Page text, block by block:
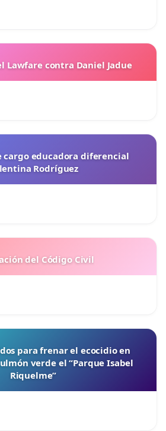
Lawfare contra Daniel Jadue
cargo educadora diferencial
Rodríguez
del Código Civil
para frenar el ecocidio en
verde el “Parque Isabel
Riquelme”